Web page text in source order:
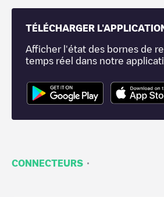
TÉLÉCHARGER
Afficher l'état des bornes de
temps réel dans notre
CONNECTEURS ·